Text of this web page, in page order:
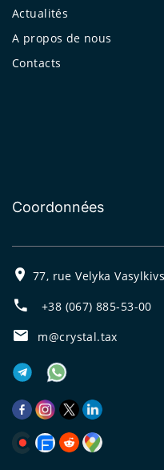
Actualités
A propos de nous
Contacts
Coordonnées
77, rue Velyka
+38 (067) 885-53-00
m@crystal.tax